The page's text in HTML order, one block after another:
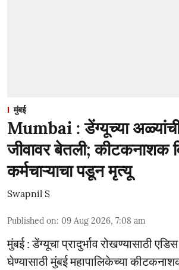
मुंबई
Mumbai : डेंग्यूच्या
जीवावर बेतली; कीटकनाशक
कर्मचाऱ्याचा पडून मृत्यू
Swapnil S
Published on: 09 Aug 2026, 7:08 am
मुंबई : डेंग्यूचा प्रादुर्भाव रोखण्यासाठी
घेण्यासाठी मुंबई महापालिकेच्या